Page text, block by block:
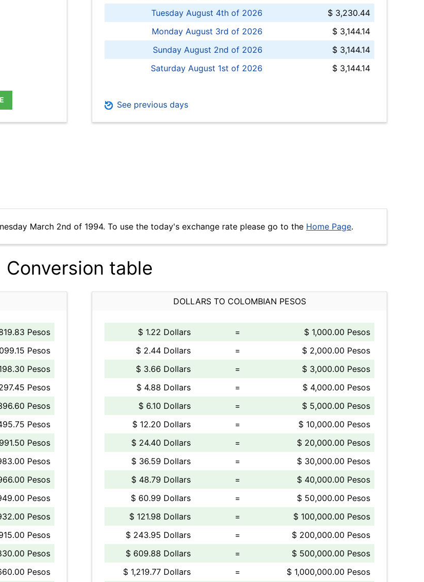
Tuesday August 4th of 2026
$ 3,230.44
Monday August 3rd of 2026
$ 3,144.14
Sunday August 2nd of 2026
$ 3,144.14
Saturday August 1st of 2026
$ 3,144.14
See previous days
March 2nd of 1994. To use the today's exchange rate please go to the Home Page.
Conversion table
Pesos
Pesos
Pesos
Pesos
Pesos
Pesos
Pesos
Pesos
Pesos
Pesos
Pesos
Pesos
Pesos
Pesos
DOLLARS TO COLOMBIAN PESOS
$ 1.22 Dollars =
$ 1,000.00 Pesos
$ 2.44 Dollars
=
$ 2,000.00 Pesos
$ 3.66 Dollars
=
$ 3,000.00 Pesos
$ 4.88 Dollars
=
$ 4,000.00 Pesos
$ 6.10 Dollars
=
$ 5,000.00 Pesos
$ 12.20 Dollars
=
$ 10,000.00 Pesos
$ 24.40 Dollars
=
$ 20,000.00 Pesos
$ 36.59 Dollars
=
$ 30,000.00 Pesos
$ 48.79 Dollars
=
$ 40,000.00 Pesos
$ 60.99 Dollars
=
$ 50,000.00 Pesos
$ 121.98 Dollars
=
$ 100,000.00 Pesos
$ 243.95 Dollars
=
$ 200,000.00 Pesos
$ 609.88 Dollars
=
$ 500,000.00 Pesos
$ 1,219.77 Dollars
= $ 1,000,000.00 Pesos